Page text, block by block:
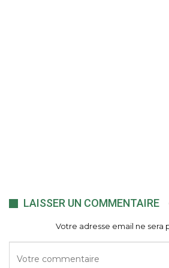
LAISSER UN COMMENTAIRE
Votre adresse email ne sera